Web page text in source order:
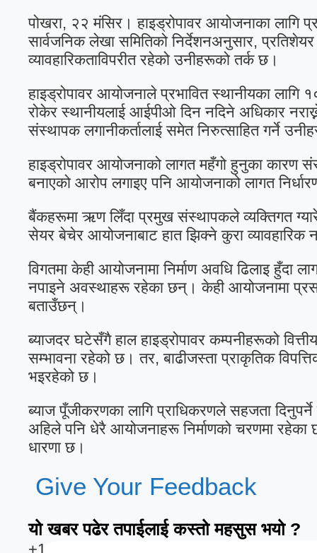
पोखरा, २२ मंसिर। हाइड्रोपावर आयोजनाका लागि
सार्वजनिक लेखा समितिको निर्देशनअनुसार,
व्यावहारिकताविपरीत रहेको उनीहरूको तर्क छ।
हाइड्रोपावर आयोजनाले प्रभावित स्थानीयका
रोकेर स्थानीयलाई आईपीओ दिन नदिने अधिकार
संस्थापक लगानीकर्तालाई समेत निरुत्साहित गर्ने
हाइड्रोपावर आयोजनाको लागत महँगो हुनुका
बनाएको आरोप लगाइए पनि आयोजनाको लागत
बैंकहरूमा ऋण लिँदा प्रमुख संस्थापकले व्यक्तिगत
सेयर बेचेर आयोजनाबाट हात झिक्ने कुरा व्यावहारिक
विगतमा केही आयोजनामा निर्माण अवधि ढिलाइ हुँदा
नपाइने अवस्थाहरू रहेका छन्। केही आयोजनामा
बताउँछन्।
ब्याजदर घटेसँगै हाल हाइड्रोपावर कम्पनीहरूको
सम्भावना रहेको छ। तर, बाढीजस्ता प्राकृतिक
भइरहेको छ।
ब्याज पूँजीकरणका लागि प्राधिकरणले सहजता दिनुपर्ने
अहिले पनि धेरै आयोजनाहरू निर्माणको चरणमा
धारणा छ।
Give Your Feedback
यो खबर पढेर तपाईलाई कस्तो महसुस भयो ?
+1